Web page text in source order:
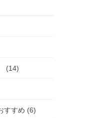
(14)
すすめ (6)